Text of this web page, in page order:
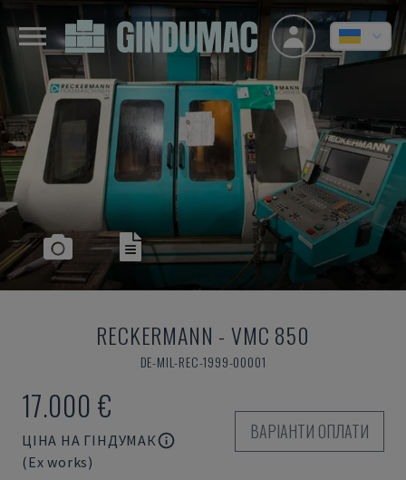
RECKERMANN - VMC 850
DE-MIL-REC-1999-00001
17.000 €
ЦІНА НА ГІНДУМАК
(Ex works)
ВАРІАНТИ ОПЛАТИ